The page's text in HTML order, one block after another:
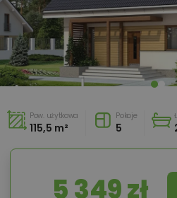
Pow. użytkowa
115,5 m²
Pokoje
5
5 349 zł